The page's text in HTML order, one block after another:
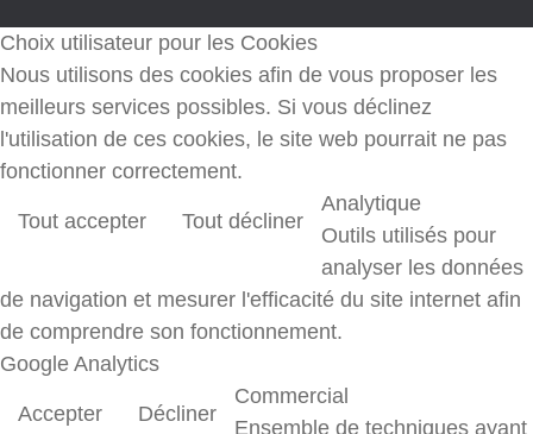
Choix utilisateur pour les Cookies
Nous utilisons des cookies afin de vous proposer les
meilleurs services possibles. Si vous déclinez
l'utilisation de ces cookies, le site web pourrait ne pas
fonctionner correctement.
Tout accepter Tout décliner
Analytique
Outils utilisés pour
analyser les données
de navigation et mesurer l'efficacité du site internet afin
de comprendre son fonctionnement.
Google Analytics
Accepter Décliner
Commercial
Ensemble de techniques ayant